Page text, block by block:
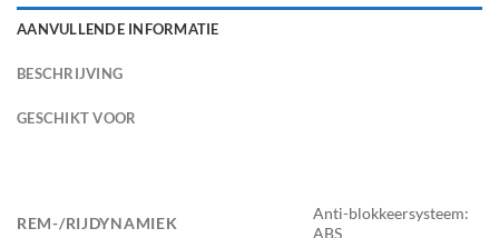
AANVULLENDE INFORMATIE
BESCHRIJVING
GESCHIKT VOOR
REM-/RIJDYNAMIEK
Anti-blokkeersysteem:
ABS